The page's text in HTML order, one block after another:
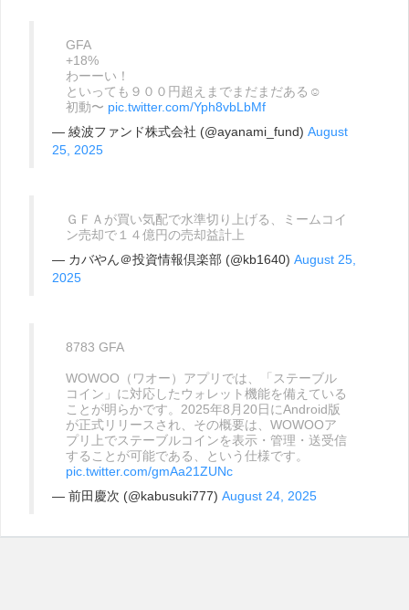
GFA
+18%
わーーい！
といっても９００円超えまでまだまだある☺
初動〜 pic.twitter.com/Yph8vbLbMf
— 綾波ファンド株式会社 (@ayanami_fund) August
25, 2025
ＧＦＡが買い気配で水準切り上げる、ミームコイ
ン売却で１４億円の売却益計上
— カバやん＠投資情報倶楽部 (@kb1640) August 25,
2025
8783 GFA
WOWOO（ワオー）アプリでは、「ステーブル
コイン」に対応したウォレット機能を備えている
ことが明らかです。2025年8月20日にAndroid版
が正式リリースされ、その概要は、WOWOOア
プリ上でステーブルコインを表示・管理・送受信
することが可能である、という仕様です。
pic.twitter.com/gmAa21ZUNc
— 前田慶次 (@kabusuki777) August 24, 2025